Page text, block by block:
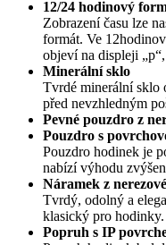
12/24 hodinový
Zobrazení času lze
formát. Ve
objeví na displeji
Minerální sklo
Tvrdé minerální sklo
před nevzhledným
Pevné pouzdro z
Pouzdro s
Pouzdro hodinek je
nabízí výhodu
Náramek z
Tvrdý, odolný a
klasický pro hodinky.
Popruh s IP